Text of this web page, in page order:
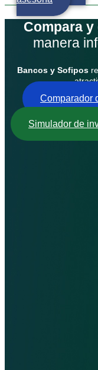
Compara
manera
Bancos y Sofipos
Comparador
Simulador de